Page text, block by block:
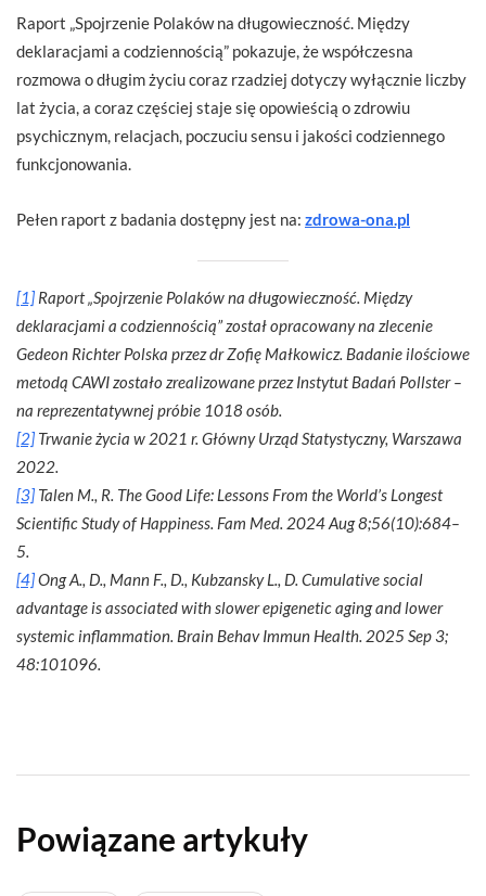
Raport „Spojrzenie Polaków na długowieczność. Między
deklaracjami a codziennością” pokazuje, że współczesna
rozmowa o długim życiu coraz rzadziej dotyczy wyłącznie liczby
lat życia, a coraz częściej staje się opowieścią o zdrowiu
psychicznym, relacjach, poczuciu sensu i jakości codziennego
funkcjonowania.
Pełen raport z badania dostępny jest na: zdrowa-ona.pl
[1] Raport „Spojrzenie Polaków na długowieczność. Między
deklaracjami a codziennością” został opracowany na zlecenie
Gedeon Richter Polska przez dr Zofię Małkowicz. Badanie ilościowe
metodą CAWI zostało zrealizowane przez Instytut Badań Pollster –
na reprezentatywnej próbie 1018 osób.
[2] Trwanie życia w 2021 r. Główny Urząd Statystyczny, Warszawa
2022.
[3] Talen M., R. The Good Life: Lessons From the World’s Longest
Scientific Study of Happiness. Fam Med. 2024 Aug 8;56(10):684–
5.
[4]Ong A., D., Mann F., D., Kubzansky L., D. Cumulative social
advantage is associated with slower epigenetic aging and lower
systemic inflammation. Brain Behav Immun Health. 2025 Sep 3;
48:101096.
Powiązane artykuły